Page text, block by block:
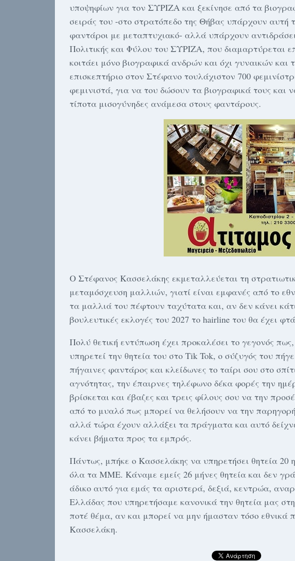
υποψηφίων για τον ΣΥΡΙΖΑ και ξεκίνησε από τα
σειράς του -στο στρατόπεδο της Θήβας υπάρχουν αυτή
φαντάροι με μεταπτυχιακό- αλλά υπάρχουν
Πολιτικής και Φύλου του ΣΥΡΙΖΑ, που διαμαρτύρεται
κοιτάει μόνο βιογραφικά ανδρών και όχι γυναικών
επισκεπτήριο στον Στέφανο τουλάχιστον 700
φεμινιστά, για να του δώσουν τα βιογραφικά τους και
τίποτα μισογύνηδες ανάμεσα στους φαντάρους.
Ο Στέφανος Κασσελάκης εκμεταλλεύεται τη
μεταμόσχευση μαλλιών, γιατί είναι εμφανές από το
τα μαλλιά του πέφτουν ταχύτατα και, αν δεν κάνει
βουλευτικές εκλογές του 2027 το hairline του θα έχει
Πολύ θετική εντύπωση έχει προκαλέσει το γεγονός
υπηρετεί την θητεία του στο Tik Tok, ο σύζυγός του
πήγαινες φαντάρος και κλείδωνες το ταίρι σου στο
αγνότητας, την έπαιρνες τηλέφωνο δέκα φορές την
βρίσκεται και έβαζες και τρεις φίλους σου να την
από το μυαλό πως μπορεί να θελήσουν να την
αλλά τώρα έχουν αλλάξει τα πράγματα και αυτό
κάνει βήματα προς τα εμπρός.
Πάντως, μπήκε ο Κασσελάκης να υπηρετήσει θητεία 20
όλα τα ΜΜΕ. Κάναμε εμείς 26 μήνες θητεία και δεν
άδικο αυτό για εμάς τα αριστερά, δεξιά, κεντρώα,
Ελλάδας που υπηρετήσαμε κανονικά την θητεία μας
ποτέ θέμα, αν και μπορεί να μην ήμασταν τόσο εθνικά
Κασσελάκη.